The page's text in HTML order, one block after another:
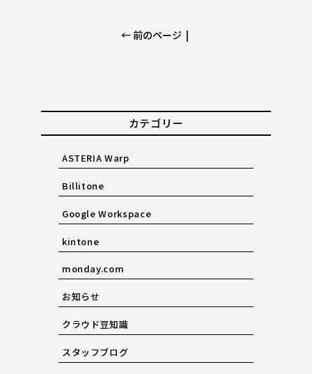
← 前のページ |
カテゴリー
ASTERIA Warp
Billitone
Google Workspace
kintone
monday.com
お知らせ
クラウド豆知識
スタッフブログ